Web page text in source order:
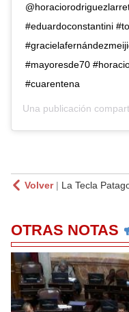
#eduardoconstantini
#mayoresde70
#cuarentena
Una publicación
Volver| La Tecla
OTRAS NOTAS